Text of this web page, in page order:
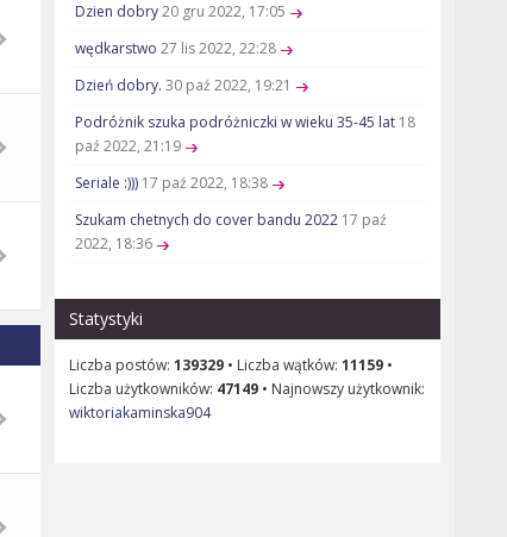
Dzien dobry20 gru 2022, 17:05
wędkarstwo 27 lis 2022, 22:28
Dzień dobry. 30 paź 2022, 19:21
Podróżnik szuka podróżniczki w wieku 35-45 lat 18
paź 2022, 21:19
Seriale :))) 17 paź 2022, 18:38
Szukam chetnych do cover bandu 2022 17 paź
2022, 18:36
Statystyki
Liczba postów: 139329 • Liczba wątków: 11159 •
Liczba użytkowników: 47149 • Najnowszy użytkownik:
wiktoriakaminska904